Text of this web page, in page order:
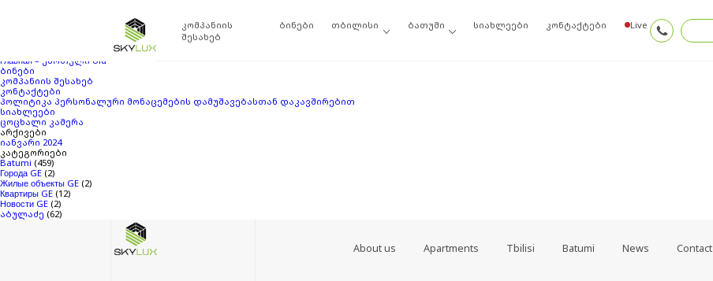
კომპანიის
შესახებ
ბინები თბილისი ბათუმი სიახლეები კონტაქტები Live
ბლოგის არქივში‘25968408’
. თუ ვერაფერი ვერ მოიძიეთ ძებნის შედეგებში, შეგიძლიათ სცადოთ ამ ბმულთაგან ერთ-ერთი.
Главная – ქართული old
ბინები
კომპანიის შესახებ
კონტაქტები
პოლიტიკა პერსონალური მონაცემების დამუშავებასთან დაკავშირებით
სიახლეები
ცოცხალი კამერა
არქივები
იანვარი 2024
კატეგორიები
Batumi (459)
Города GE (2)
Жилые объекты GE (2)
Квартиры GE (12)
Новости GE (2)
აბულაძე (62)
About us Apartments Tbilisi Batumi News Contact